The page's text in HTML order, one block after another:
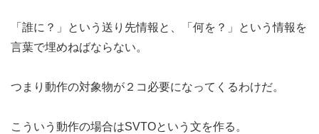
「誰に？」という送り先情報と、「何を？」という情報を
言葉で埋めねばならない。
つまり動作の対象物が２コ必要になってくるわけだ。
こういう動作の場合はSVTOという文を作る。